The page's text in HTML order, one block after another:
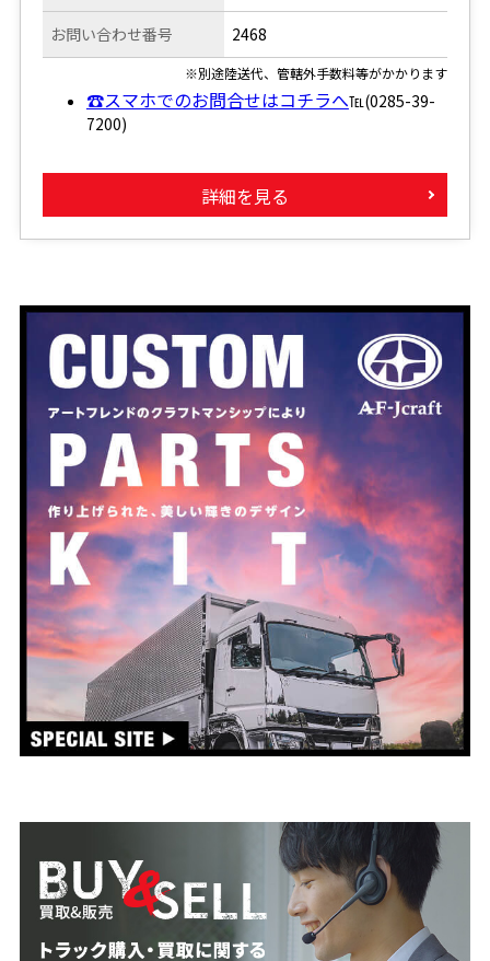
お問い合わせ番号 2468
※別途陸送代、管轄外手数料等がかかります
☎スマホでのお問合せはコチラへ℡(0285-39-
7200)
詳細を見る